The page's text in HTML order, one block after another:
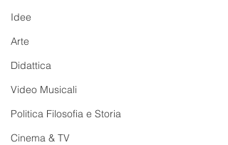
Idee
Arte
Didattica
Video Musicali
Politica Filosofia e Storia
Cinema & TV